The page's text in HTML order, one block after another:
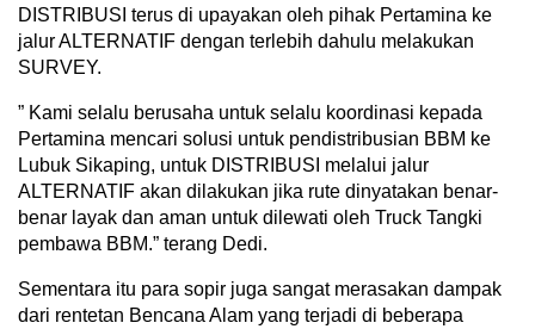
DISTRIBUSI terus di upayakan oleh pihak Pertamina ke
jalur ALTERNATIF dengan terlebih dahulu melakukan
SURVEY.
” Kami selalu berusaha untuk selalu koordinasi kepada
Pertamina mencari solusi untuk pendistribusian BBM ke
Lubuk Sikaping, untuk DISTRIBUSI melalui jalur
ALTERNATIF akan dilakukan jika rute dinyatakan benar-
benar layak dan aman untuk dilewati oleh Truck Tangki
pembawa BBM.” terang Dedi.
Sementara itu para sopir juga sangat merasakan dampak
dari rentetan Bencana Alam yang terjadi di beberapa